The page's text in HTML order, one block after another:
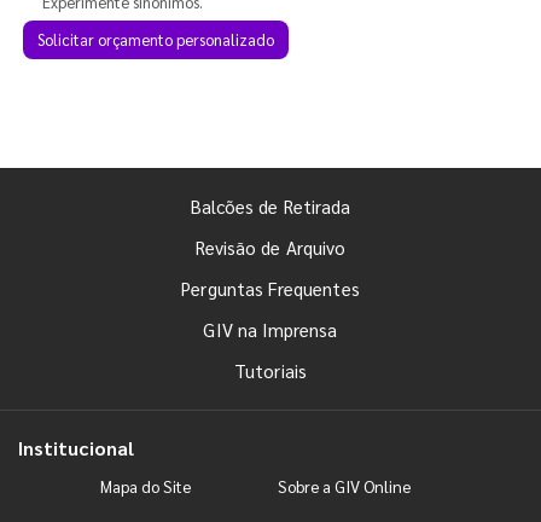
Solicitar orçamento personalizado
Balcões de Retirada
Revisão de Arquivo
Perguntas Frequentes
GIV na Imprensa
Tutoriais
Institucional
Mapa do Site Sobre a GIV Online